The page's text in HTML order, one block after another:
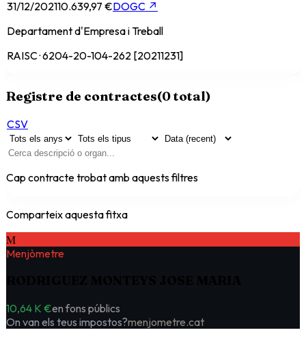
31/12/202110.639,97 €DOGC ↗
Departament d'Empresa i Treball
RAISC · 6204-20-104-262 [20211231]
Registre de contractes(0total)
CSV
Cap contracte trobat amb aquests filtres
Comparteix aquesta fitxa
M
Menjòmetre
10,64 K €en fons públics
On van els teus impostos?menjometre.cat